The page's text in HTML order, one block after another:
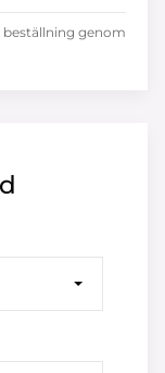
beställning genom